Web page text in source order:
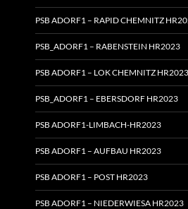
PSB ADORF1 – RAPID CHEMNITZ
PSB_ADORF1 – RABENSTEIN HR2023
PSB ADORF1 – LOK CHEMNITZ HR2023
PSB_ADORF1 – EBERSDORF HR2023
PSB ADORF1-LIMBACH-HR2023
PSB ADORF1 – AUFBAU HR2023
PSB ADORF1 – POST HR2023
PSB ADORF1 – NIEDERWIESA HR2023